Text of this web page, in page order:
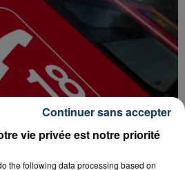
vie privée est notre priorité
the following data processing based on
Continuer sans accepter